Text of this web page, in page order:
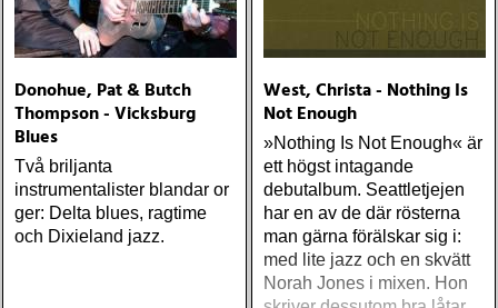
Donohue, Pat & Butch
Thompson - Vicksburg
Blues
Två briljanta
instrumentalister blandar or
ger: Delta blues, ragtime
och Dixieland jazz.
West, Christa - Nothing Is
Not Enough
»Nothing Is Not Enough« är
ett högst intagande
debutalbum. Seattletjejen
har en av de där rösterna
man gärna förälskar sig i:
med lite jazz och en skvätt
Norah Jones i mixen. Hon